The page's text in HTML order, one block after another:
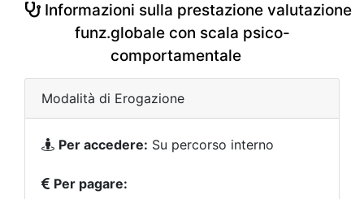
Informazioni sulla prestazione valutazione
funz.globale con scala psico-
comportamentale
Modalità di Erogazione
Per accedere: Su percorso interno
Per pagare: